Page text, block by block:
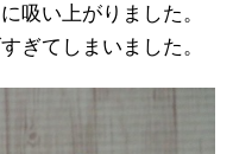
吸い上がりました。
ぎてしまいました。